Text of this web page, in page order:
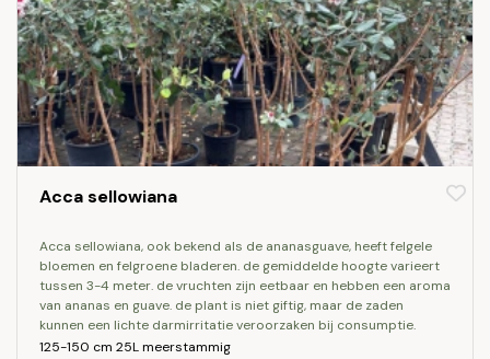
Acca sellowiana
acca sellowiana, ook bekend als de ananasguave, heeft felgele
bloemen en felgroene bladeren. de gemiddelde hoogte varieert
tussen 3-4 meter. de vruchten zijn eetbaar en hebben een aroma
van ananas en guave. de plant is niet giftig, maar de zaden
kunnen een lichte darmirritatie veroorzaken bij consumptie.
125-150 cm 25L meerstammig